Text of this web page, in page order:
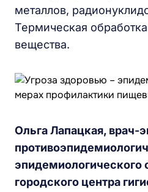
металлов,
Термическая
вещества.
Ольга Лапацкая, врач-
эпидемиологического
городского центра